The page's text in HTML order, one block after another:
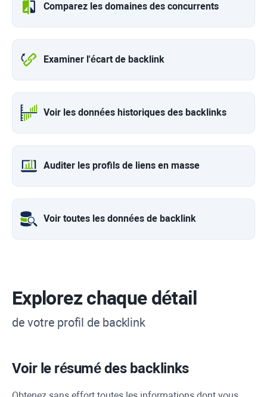
Comparez les domaines des concurrents
Examiner l'écart de backlink
Voir les données historiques des backlinks
Auditer les profils de liens en masse
Voir toutes les données de backlink
Explorez chaque détail
de votre profil de backlink
Voir le résumé des backlinks